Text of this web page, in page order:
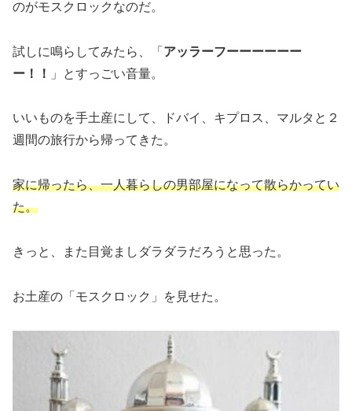
のがモスクロックなのだ。
試しに鳴らしてみたら、「 アッラーフーーーーーー
ー！！
」とすっごい音量。
いいものを手土産にして、ドバイ、キプロス、マルタと２
週間の旅行から帰ってきた。
家に帰ったら、一人暮らしの男部屋になって散らかってい
た。
きっと、また目覚ましダラダラだろうと思った。
お土産の「モスクロック」を見せた。